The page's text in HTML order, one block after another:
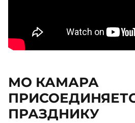
МО КАМАРА
ПРАЗДНИКУ